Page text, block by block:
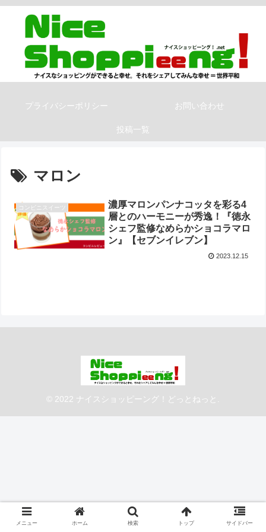
プライバシーポリシー お問い合わせ
投稿一覧
マロン
コンビニスイーツ
濃厚マロンパンナコッタを彩る4
層とのハーモニーが秀逸！『徳永
シェフ監修なめらかショコラマロ
ン』【セブンイレブン】
2023.12.15
© 2022 ナイスショッピーング！どっとねっと.
メニュー ホーム 検索 トップ サイドバー